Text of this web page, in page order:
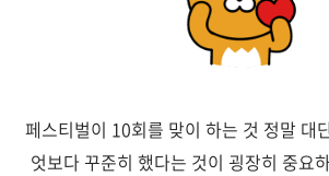
페스티벌이 10회를 맞이 하는 것 정말 대
엇보다 꾸준히 했다는 것이 굉장히 중요